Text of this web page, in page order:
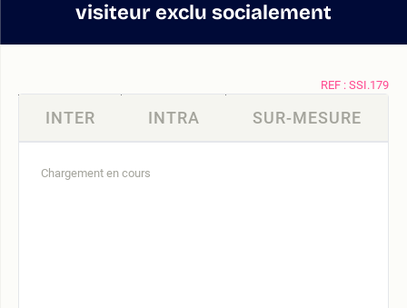
visiteur exclu socialement
REF : SSI.179
INTER INTRA SUR-MESURE